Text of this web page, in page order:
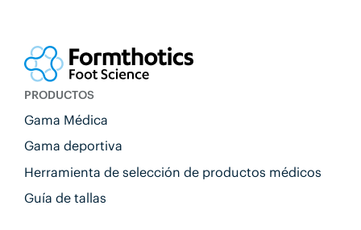
PRODUCTOS
Gama Médica
Gama deportiva
Herramienta de selección de productos médicos
Guía de tallas